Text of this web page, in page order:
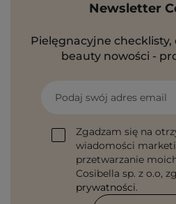
Newsletter
Pielęgnacyjne checklisty,
beauty nowości -
Podaj swój adres email
Zgadzam się na
wiadomości
przetwarzanie
Cosibella sp. z o.o,
prywatności.